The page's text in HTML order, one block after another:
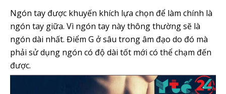
Ngón tay được khuyến khích lựa chọn để làm chính là
ngón tay giữa. Vì ngón tay này thông thường sẽ là
ngón dài nhất. Điểm G ở sâu trong âm đạo do đó mà
phải sử dụng ngón có độ dài tốt mới có thể chạm đến
được.